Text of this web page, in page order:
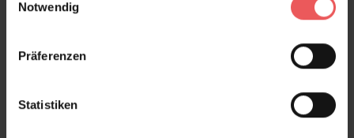
Notwendig
Präferenzen
Statistiken